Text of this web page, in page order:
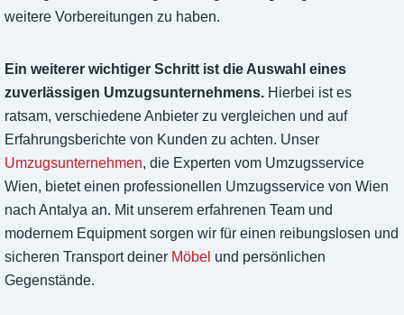
weitere Vorbereitungen zu haben.
Ein weiterer wichtiger Schritt ist die Auswahl eines
zuverlässigen Umzugsunternehmens. Hierbei ist es
ratsam, verschiedene Anbieter zu vergleichen und auf
Erfahrungsberichte von Kunden zu achten. Unser
Umzugsunternehmen, die Experten vom Umzugsservice
Wien, bietet einen professionellen Umzugsservice von Wien
nach Antalya an. Mit unserem erfahrenen Team und
modernem Equipment sorgen wir für einen reibungslosen und
sicheren Transport deiner Möbel und persönlichen
Gegenstände.